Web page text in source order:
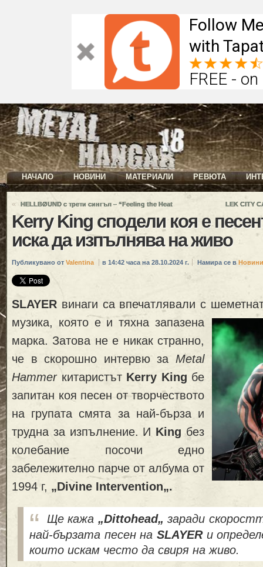
Follow
with
FREE -
НАЧАЛО НОВИНИ МАТЕРИАЛИ РЕВЮТА
« HELLBØUND с трети сингъл – “Feeling the Heat LEK CITY
Kerry King сподели коя е
иска да изпълнява на живо
Публикувано от Valentina в 14:42 часа на 28.10.2024 г. Намира се в Новини
SLAYER винаги са впечатлявали с шеметна
музика, която е и тяхна запазена
марка. Затова не е никак странно,
че в скорошно интервю за Metal
Hammer китаристът Kerry King бе
запитан коя песен от творчеството
на групата смята за най-бърза и
трудна за изпълнение. И King без
колебание посочи едно
забележително парче от албума от
1994 г, „Divine Intervention„.
Ще кажа „Dittohead„ заради
най-бързата песеннаSLAYERи
които искам често да свиря на живо.